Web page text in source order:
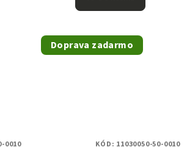
0010
Doprava zadarmo
KÓD: 11030050-50-0010